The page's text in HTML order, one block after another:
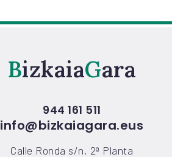
Bizkaia Gara
944 161 511
info@bizkaiagara.eus
Calle Ronda s/n, 2ª Planta